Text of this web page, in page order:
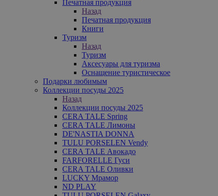
Печатная продукция
Назад
Печатная продукция
Книги
Туризм
Назад
Туризм
Аксесуары для туризма
Оснащение туристическое
Подарки любимым
Коллекции посуды 2025
Назад
Коллекции посуды 2025
CERA TALE Spring
CERA TALE Лимоны
DE'NASTIA DONNA
TULU PORSELEN Vendy
CERA TALE Авокадо
FARFORELLE Гуси
CERA TALE Оливки
LUCKY Мрамор
ND PLAY